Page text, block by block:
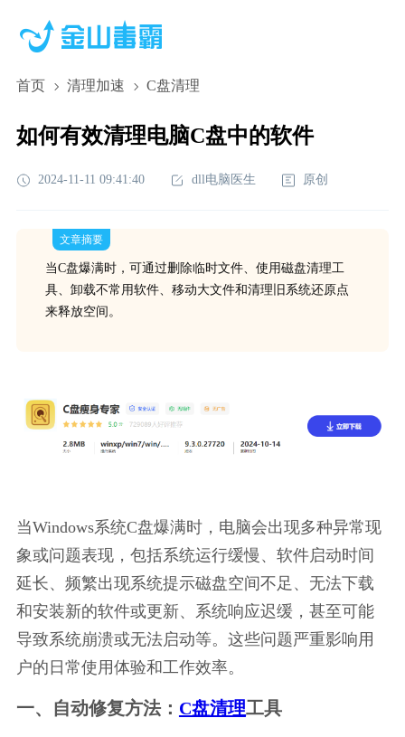
首页 清理加速 C盘清理
如何有效清理电脑C盘中的软件
2024-11-11 09:41:40 dll电脑医生 原创
文章摘要
当C盘爆满时，可通过删除临时文件、使用磁盘清理工
具、卸载不常用软件、移动大文件和清理旧系统还原点
来释放空间。
当Windows系统C盘爆满时，电脑会出现多种异常现
象或问题表现，包括系统运行缓慢、软件启动时间
延长、频繁出现系统提示磁盘空间不足、无法下载
和安装新的软件或更新、系统响应迟缓，甚至可能
导致系统崩溃或无法启动等。这些问题严重影响用
户的日常使用体验和工作效率。
一、自动修复方法： C盘清理工具